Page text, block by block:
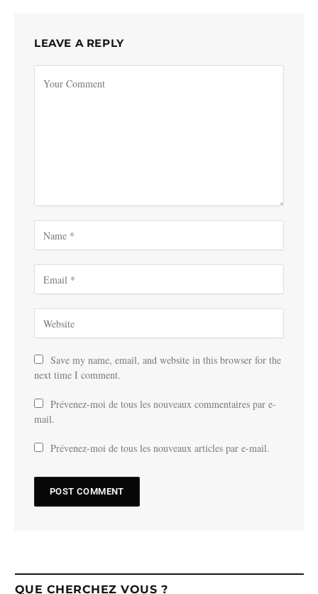
LEAVE A REPLY
Save my name, email, and website in this browser for the
next time I comment.
Prévenez-moi de tous les nouveaux commentaires par e-
mail.
Prévenez-moi de tous les nouveaux articles par e-mail.
QUE CHERCHEZ VOUS ?